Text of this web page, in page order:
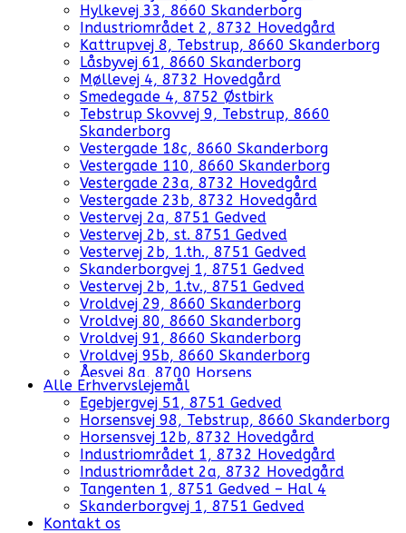
Hylkevej 33, 8660 Skanderborg
Industriområdet 2, 8732 Hovedgård
Kattrupvej 8, Tebstrup, 8660 Skanderborg
Låsbyvej 61, 8660 Skanderborg
Møllevej 4, 8732 Hovedgård
Smedegade 4, 8752 Østbirk
Tebstrup Skovvej 9, Tebstrup, 8660
Skanderborg
Vestergade 18c, 8660 Skanderborg
Vestergade 110, 8660 Skanderborg
Vestergade 23a, 8732 Hovedgård
Vestergade 23b, 8732 Hovedgård
Vestervej 2a, 8751 Gedved
Vestervej 2b, st. 8751 Gedved
Vestervej 2b, 1.th., 8751 Gedved
Skanderborgvej 1, 8751 Gedved
Vestervej 2b, 1.tv., 8751 Gedved
Vroldvej 29, 8660 Skanderborg
Vroldvej 80, 8660 Skanderborg
Vroldvej 91, 8660 Skanderborg
Vroldvej 95b, 8660 Skanderborg
Åesvej 8a, 8700 Horsens
Alle Erhvervslejemål
Egebjergvej 51, 8751 Gedved
Horsensvej 98, Tebstrup, 8660 Skanderborg
Horsensvej 12b, 8732 Hovedgård
Industriområdet 1, 8732 Hovedgård
Industriområdet 2a, 8732 Hovedgård
Tangenten 1, 8751 Gedved – Hal 4
Skanderborgvej 1, 8751 Gedved
Kontakt os